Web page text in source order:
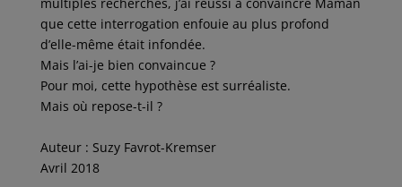
que cette interrogation enfouie au plus profond
d’elle-même était infondée.
Mais l’ai-je bien convaincue ?
Pour moi, cette hypothèse est surréaliste.
Mais où repose-t-il ?
Auteur : Suzy Favrot-Kremser
Avril 2018